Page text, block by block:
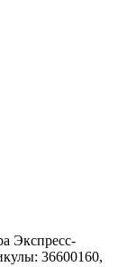
Экспресс-
36600160,